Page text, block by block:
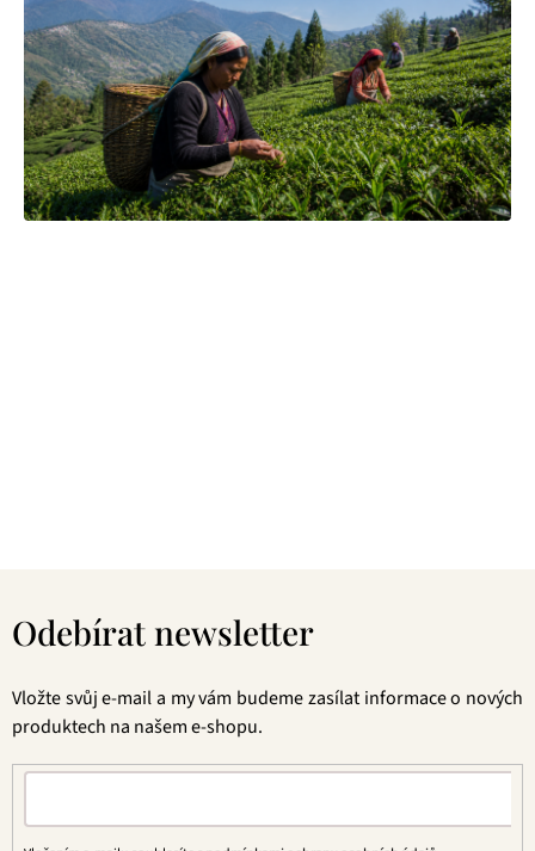
Odebírat newsletter
Vložte svůj e-mail a my vám budeme zasílat informace o nových
produktech na našem e-shopu.